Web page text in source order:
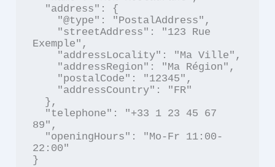
Exemple",
89",
22:00"
}